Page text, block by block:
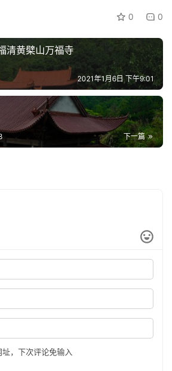
0 0
清黄檗山万福寺
2021年1月6日 下午9:01
下一篇
，下次评论免输入